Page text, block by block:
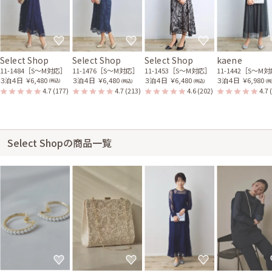
Select Shop
11-1484［S〜M対応］
３泊４日 ￥6,480 (税込)
4.7(177)
Select Shop
11-1476［S〜M対応］
３泊４日 ￥6,480 (税込)
4.7(213)
Select Shop
11-1453［S〜M対応］
３泊４日 ￥6,480 (税込)
4.6(202)
kaene
11-1442［S〜M
３泊４日 ￥6,980 (
4.7
Select Shopの商品一覧